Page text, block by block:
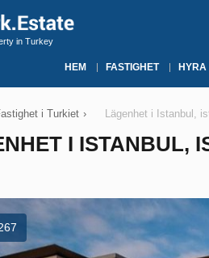
in Turkey
HEM FASTIGHET HYRA
i Turkiet › Lägenhet i Istanbul,
I ISTANBUL,